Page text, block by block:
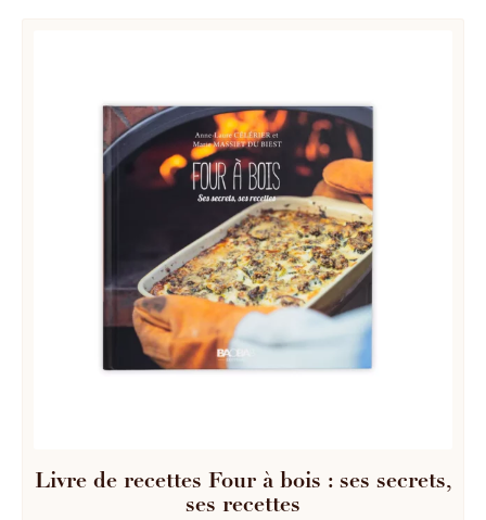
Livre de recettes Four à bois : ses secrets,
ses recettes